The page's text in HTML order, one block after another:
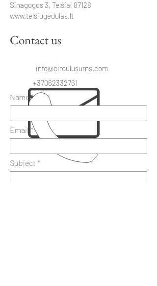
Sinagogos 3, Telšiai 87128
www.telsiugedulas.lt
Contact us
info@circulusurns.com
+37062332761
Name
Email
Subject